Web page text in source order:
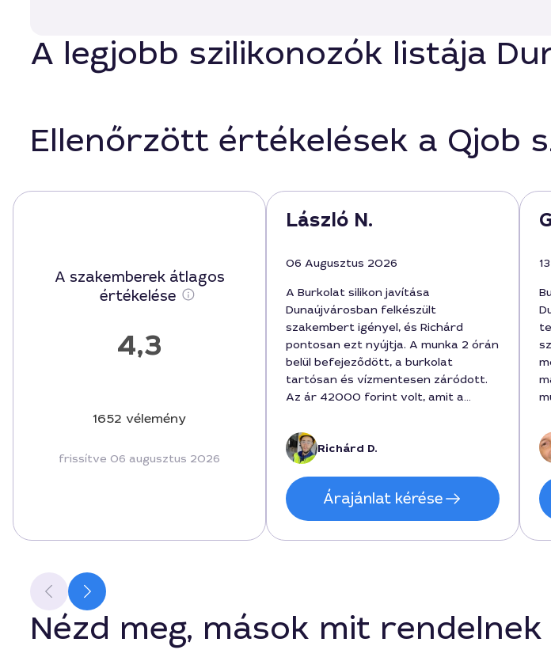
A legjobb szilikonozók listája
Ellenőrzött értékelések a Qjob
A szakemberek átlagos
értékelése
4,3
1652 vélemény
frissítve 06 augusztus 2026
László N.
06 Augusztus 2026
A Burkolat silikon javítása
Dunaújvárosban felkészült
szakembert igényel, és Richárd
pontosan ezt nyújtja. A munka 2 órán
belül befejeződött, a burkolat
tartósan és vízmentesen záródott.
Az ár 42000 forint volt, amit a
minőség megérte. Az ügyfélközpontú
hozzáállás és a részletes
magyarázat segített a döntésben.
Richárd D.
Árajánlat kérése
Nézd meg, mások mit